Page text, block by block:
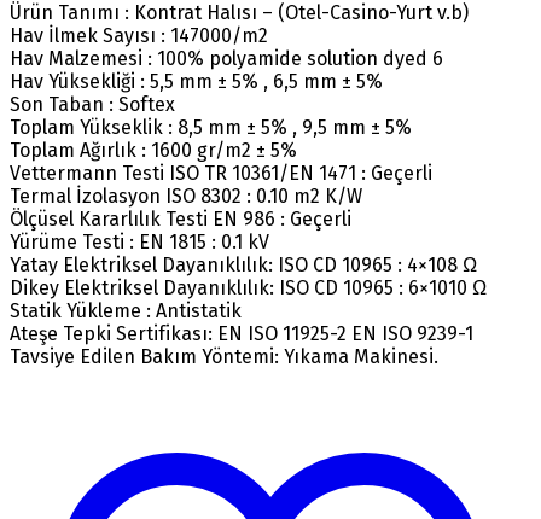
Ürün Tanımı : Kontrat Halısı – (Otel-Casino-Yurt v.b)
Hav İlmek Sayısı : 147000/m2
Hav Malzemesi : 100% polyamide solution dyed 6
Hav Yüksekliği : 5,5 mm ± 5% , 6,5 mm ± 5%
Son Taban : Softex
Toplam Yükseklik : 8,5 mm ± 5% , 9,5 mm ± 5%
Toplam Ağırlık : 1600 gr/m2 ± 5%
Vettermann Testi ISO TR 10361/EN 1471 : Geçerli
Termal İzolasyon ISO 8302 : 0.10 m2 K/W
Ölçüsel Kararlılık Testi EN 986 : Geçerli
Yürüme Testi : EN 1815 : 0.1 kV
Yatay Elektriksel Dayanıklılık: ISO CD 10965 : 4×108 Ω
Dikey Elektriksel Dayanıklılık: ISO CD 10965 : 6×1010 Ω
Statik Yükleme : Antistatik
Ateşe Tepki Sertifikası: EN ISO 11925-2 EN ISO 9239-1
Tavsiye Edilen Bakım Yöntemi: Yıkama Makinesi.